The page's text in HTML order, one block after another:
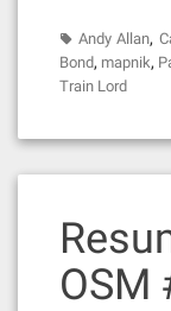
Andy Allan,
Bond, mapnik,
Train Lord
OSM